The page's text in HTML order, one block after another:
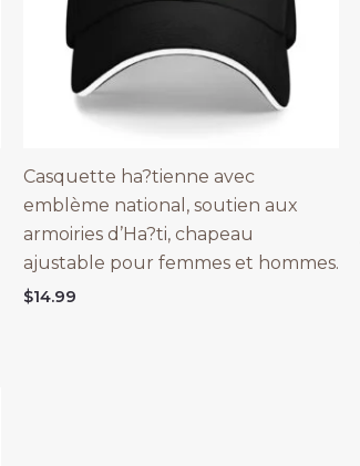
Casquette ha?tienne avec
emblème national, soutien aux
armoiries d’Ha?ti, chapeau
ajustable pour femmes et hommes.
$14.99